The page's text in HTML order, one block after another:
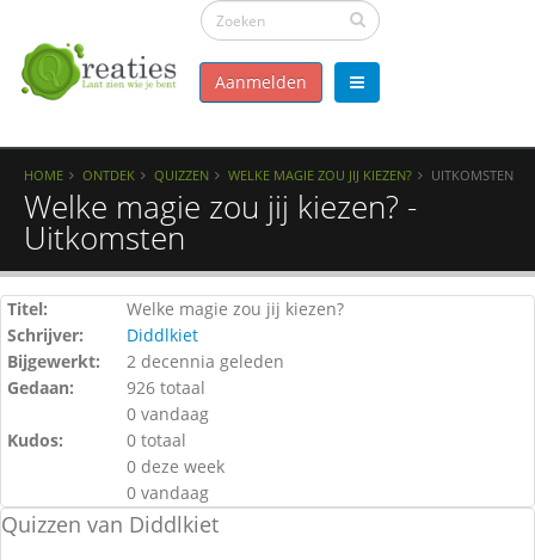
Aanmelden
HOME ONTDEK QUIZZEN WELKE MAGIE ZOU JIJ KIEZEN? UITKOMSTEN
Welke magie zou jij kiezen? -
Uitkomsten
Titel:
Welke magie zou jij kiezen?
Schrijver:
Diddlkiet
Bijgewerkt:
2 decennia geleden
Gedaan:
926 totaal
0 vandaag
Kudos:
0 totaal
0 deze week
0 vandaag
Quizzen van Diddlkiet